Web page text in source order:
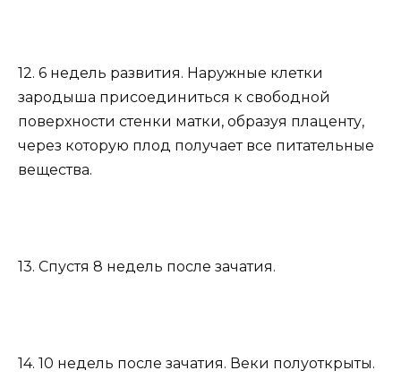
12. 6 недель развития. Наружные клетки
зародыша присоединиться к свободной
поверхности стенки матки, образуя плаценту,
через которую плод получает все питательные
вещества.
13. Спустя 8 недель после зачатия.
14. 10 недель после зачатия. Веки полуоткрыты.